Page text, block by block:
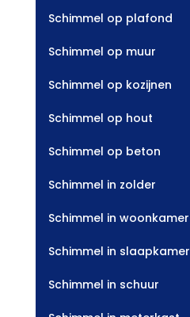
Schimmel op plafond
Schimmel op muur
Schimmel op kozijnen
Schimmel op hout
Schimmel op beton
Schimmel in zolder
Schimmel in woonkamer
Schimmel in slaapkamer
Schimmel in schuur